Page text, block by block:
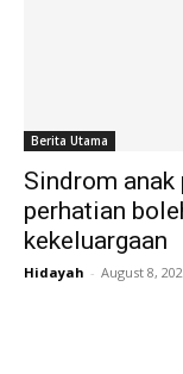
Berita Utama
Sindrom
perhatian
kekeluargaan
Hidayah - August 8,